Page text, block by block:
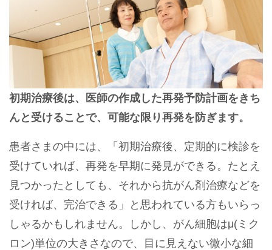
初期治療後は、医師の作成した再発予防計画をきち
んと受けることで、可能な限り再発を防ぎます。
患者さまの中には、「初期治療後、定期的に検診を
受けていれば、再発を早期に発見ができる。たとえ
見つかったとしても、それから抗がん剤治療などを
受ければ、完治できる」と思われている方もいらっ
しゃるかもしれません。しかし、がん細胞はμ(ミク
ロン)単位の大きさなので、目に見えない微小な細